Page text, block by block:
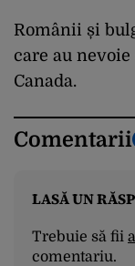
Românii și
care au
Canada.
Comentarii
LASĂ UN
Trebuie să fii
comentariu.